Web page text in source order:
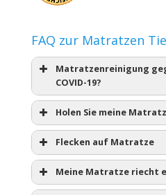
FAQ zur Matratzen
Matratzenreinigung
COVID-19?
Holen Sie meine
Flecken auf Matratze
Meine Matratze riecht